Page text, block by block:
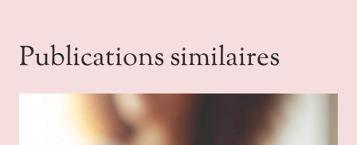
Publications similaires